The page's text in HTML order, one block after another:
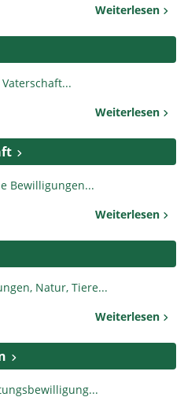
Weiterlesen
Weiterlesen
Bewilligungen...
Weiterlesen
Natur, Tiere...
Weiterlesen